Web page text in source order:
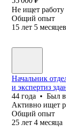
Не ищет работу
Общий опыт
15 лет 5 месяцев
Начальник
и экспертиз
44 года • Был
Активно ищет
Общий опыт
25 лет 4 месяца